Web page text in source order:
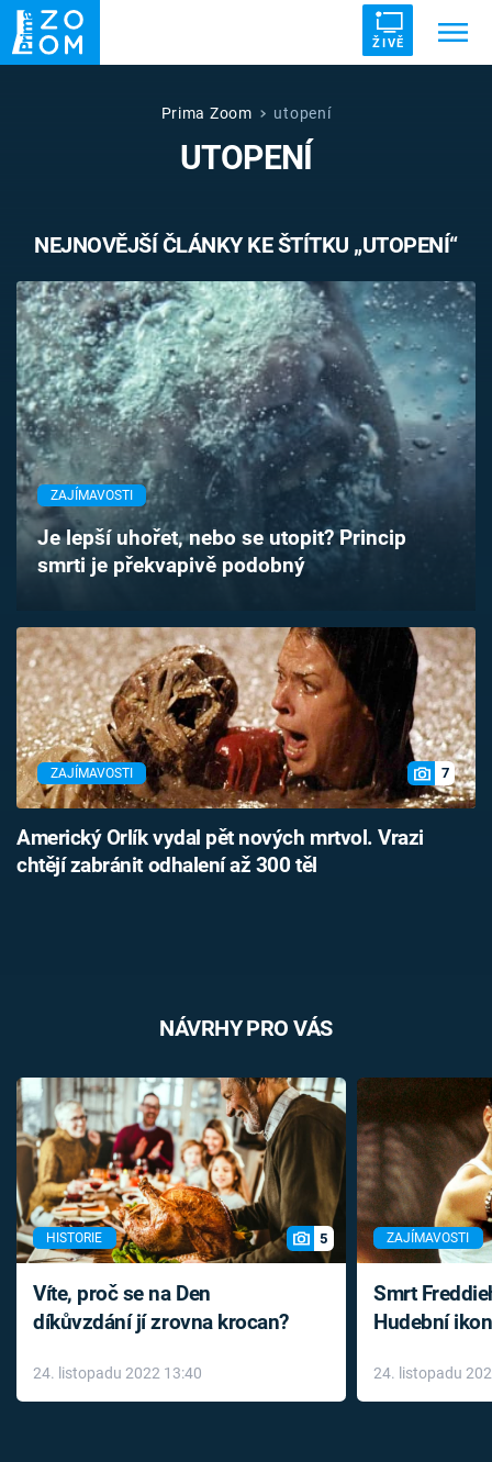
ŽIVĚ
UFO DRUHÁ SVĚTOVÁ VÁLKA
VETŘELCI DÁVNOVĚKU
Témata
Témata
Pořady
TV Program
Časopis
Sledujte prima+
Přihlášení
Sledujte nás
Prima Zoom utopení
UTOPENÍ
NEJNOVĚJŠÍ ČLÁNKY KE ŠTÍTKU „UTOPENÍ“
ZAJÍMAVOSTI
Je lepší uhořet, nebo se utopit? Princip
smrti je překvapivě podobný
ZAJÍMAVOSTI 7
Americký Orlík vydal pět nových mrtvol. Vrazi
chtějí zabránit odhalení až 300 těl
NÁVRHY PRO VÁS
HISTORIE 5
Víte, proč se na Den
díkůvzdání jí zrovna krocan?
24. listopadu 2022 13:40
ZAJÍMAVOSTI
Smrt
Hudební
léky
24. listopadu